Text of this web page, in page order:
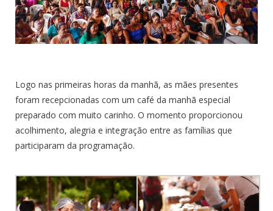
Logo nas primeiras horas da manhã, as mães presentes
foram recepcionadas com um café da manhã especial
preparado com muito carinho. O momento proporcionou
acolhimento, alegria e integração entre as famílias que
participaram da programação.